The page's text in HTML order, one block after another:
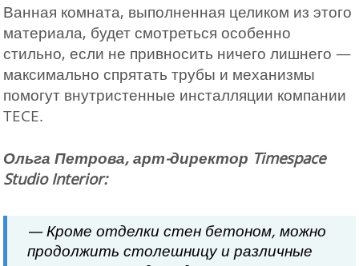
Ванная комната, выполненная целиком из этого
материала, будет смотреться особенно
стильно, если не привносить ничего лишнего —
максимально спрятать трубы и механизмы
помогут внутристенные инсталляции компании
TECE.
Ольга Петрова, арт-директор Timespace
Studio Interior:
— Кроме отделки стен бетоном, можно
продолжить столешницу и различные